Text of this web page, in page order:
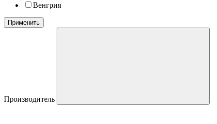
Венгрия
Применить
Производитель